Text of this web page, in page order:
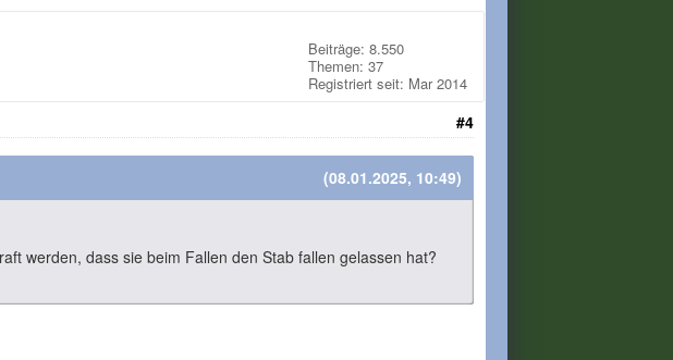
Beiträge: 8.550
Themen: 37
Registriert seit: Mar 2014
#4
(08.01.2025, 10:49)
werden, dass sie beim Fallen den Stab fallen gelassen hat?